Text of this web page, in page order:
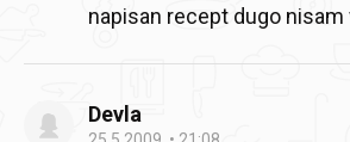
napisan recept dugo nisam
Devla